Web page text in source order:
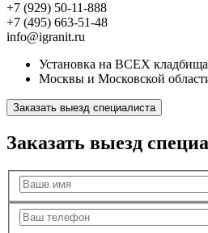
+7 (929) 50-11-888
+7 (495) 663-51-48
info@igranit.ru
Установка на ВСЕХ
Москвы и Московской
Заказать выезд специалиста
Заказать выезд